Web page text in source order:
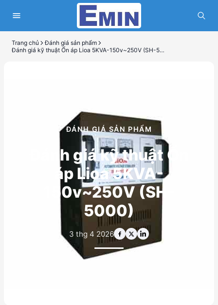
Trang chủ
Đánh giá sản phẩm
Đánh giá kỹ thuật Ổn áp Lioa 5KVA-150v~250V (SH-5000)
ĐÁNH GIÁ SẢN PHẨM
Đánh giá kỹ thuật Ổn
áp Lioa 5KVA-
150v~250V (SH-
5000)
3 thg 4 2026